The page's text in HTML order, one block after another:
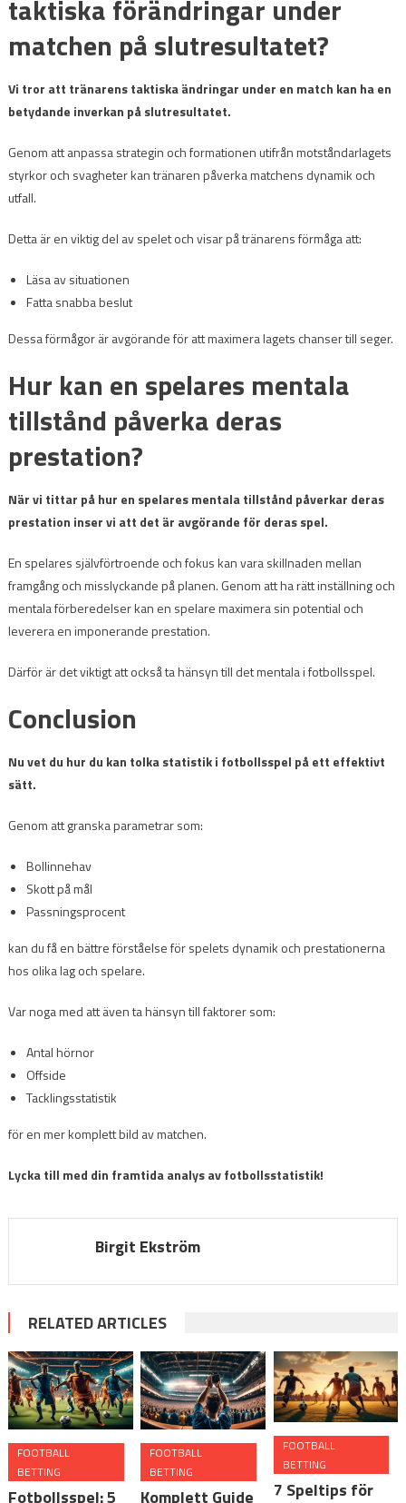
taktiska förändringar under
matchen på slutresultatet?
Vi tror att tränarens taktiska ändringar under en match kan ha en
betydande inverkan på slutresultatet.
Genom att anpassa strategin och formationen utifrån motståndarlagets
styrkor och svagheter kan tränaren påverka matchens dynamik och
utfall.
Detta är en viktig del av spelet och visar på tränarens förmåga att:
Läsa av situationen
Fatta snabba beslut
Dessa förmågor är avgörande för att maximera lagets chanser till seger.
Hur kan en spelares mentala
tillstånd påverka deras
prestation?
När vi tittar på hur en spelares mentala tillstånd påverkar deras
prestation inser vi att det är avgörande för deras spel.
En spelares självförtroende och fokus kan vara skillnaden mellan
framgång och misslyckande på planen. Genom att ha rätt inställning och
mentala förberedelser kan en spelare maximera sin potential och
leverera en imponerande prestation.
Därför är det viktigt att också ta hänsyn till det mentala i fotbollsspel.
Conclusion
Nu vet du hur du kan tolka statistik i fotbollsspel på ett effektivt
sätt.
Genom att granska parametrar som:
Bollinnehav
Skott på mål
Passningsprocent
kan du få en bättre förståelse för spelets dynamik och prestationerna
hos olika lag och spelare.
Var noga med att även ta hänsyn till faktorer som:
Antal hörnor
Offside
Tacklingsstatistik
för en mer komplett bild av matchen.
Lycka till med din framtida analys av fotbollsstatistik!
Birgit Ekström
RELATED ARTICLES
FOOTBALL
BETTING
Fotbollsspel: 5
FOOTBALL
BETTING
Komplett Guide
FOOTBALL
BETTING
7 Speltips för